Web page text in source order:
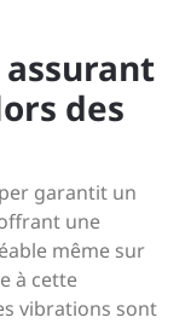
assurant
des
garantit un
une
même sur
à cette
vibrations sont